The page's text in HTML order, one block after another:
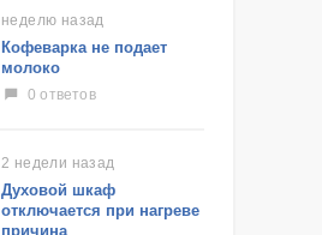
неделю назад
Кофеварка не подает
молоко
0 ответов
2 недели назад
Духовой шкаф
отключается при нагреве
причина